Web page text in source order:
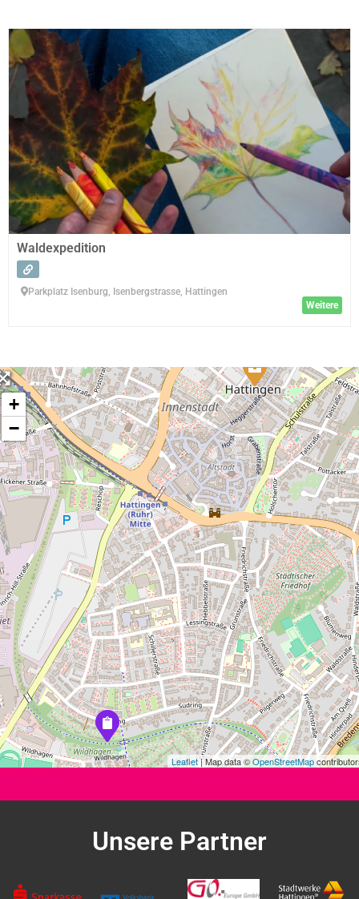
Waldexpedition
Parkplatz Isenburg, Isenbergstrasse, Hattingen
Weitere
+
−
Leaflet| Map data ©OpenStreetMap
Unsere Partner